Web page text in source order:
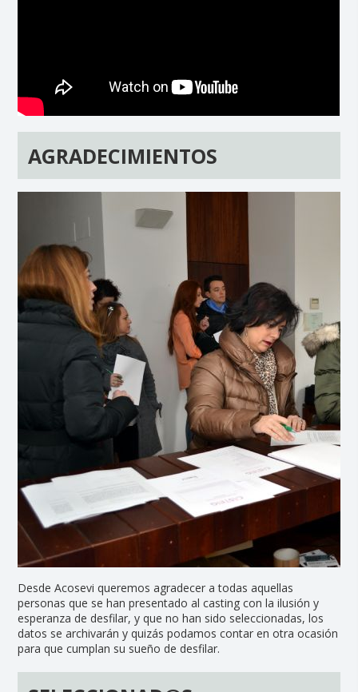
AGRADECIMIENTOS
Desde Acosevi queremos agradecer a todas aquellas
personas que se han presentado al casting con la ilusión y
esperanza de desfilar, y que no han sido seleccionadas, los
datos se archivarán y quizás podamos contar en otra ocasión
para que cumplan su sueño de desfilar.